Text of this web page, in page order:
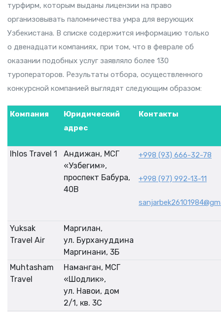
турфирм, которым выданы лицензии на право
организовывать паломничества умра для верующих
Узбекистана. В списке содержится информацию только
о двенадцати компаниях, при том, что в феврале об
оказании подобных услуг заявляло более 130
туроператоров. Результаты отбора, осуществленного
конкурсной компанией выглядят следующим образом:
Компания
Юридический
адрес
Контакты
Ihlos Travel 1
Андижан, МСГ
«Узбегим»,
проспект Бабура,
40В
+998 (93) 666-32-78
+998 (97) 992-13-11
Yuksak
Travel Air
Маргилан,
ул. Бурхануддина
Маргинани, 3Б
Muhtasham
Travel
Наманган, МСГ
«Шодлик»,
ул. Навои, дом
2/1, кв. 3С